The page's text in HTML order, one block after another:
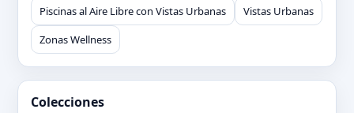
Piscinas al Aire Libre con Vistas Urbanas
Vistas Urbanas
Zonas Wellness
Colecciones